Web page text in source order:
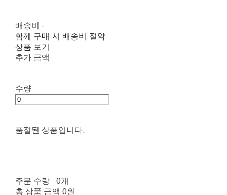
배송비 -
함께 구매 시 배송비 절약
상품 보기
추가 금액
수량
품절된 상품입니다.
주문 수량
0개
총 상품 금액 0원